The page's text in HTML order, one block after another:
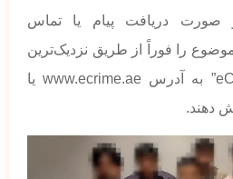
صورت دریافت پیام یا تماس
را فوراً از طریق نزدیک‌ترین
کلانتری یا پلتفرم “eCrime” به آدرس www.ecrime.ae یا
دهند.